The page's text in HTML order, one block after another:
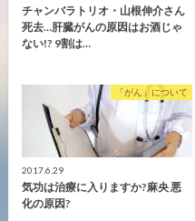
チャンバラトリオ・山根伸介さん
死去…肝臓がんの原因はお酒じゃ
ない!? 9割は…
「がん」について
2017.6.29
気功は治療に入りますか?麻央 悪
化の原因?